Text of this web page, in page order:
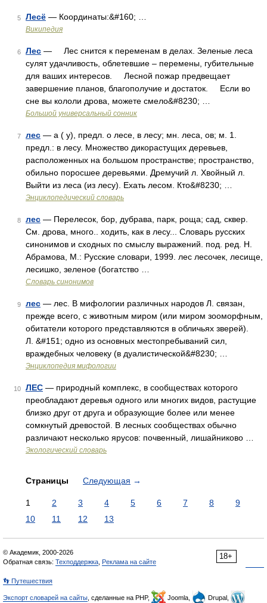
5 Лесё — Координаты:&#160; …
Википедия
6 Лес — Лес снится к переменам в делах. Зеленые леса
сулят удачливость, облетевшие – перемены, губительные
для ваших интересов. Лесной пожар предвещает
завершение планов, благополучие и достаток. Если во
сне вы кололи дрова, можете смело&#8230; …
Большой универсальный сонник
7 лес — а ( у), предл. о лесе, в лесу; мн. леса, ов; м. 1.
предл.: в лесу. Множество дикорастущих деревьев,
расположенных на большом пространстве; пространство,
обильно поросшее деревьями. Дремучий л. Хвойный л.
Выйти из леса (из лесу). Ехать лесом. Кто&#8230; …
Энциклопедический словарь
8 лес — Перелесок, бор, дубрава, парк, роща; сад, сквер.
См. дрова, много.. ходить, как в лесу... Словарь русских
синонимов и сходных по смыслу выражений. под. ред. Н.
Абрамова, М.: Русские словари, 1999. лес лесочек, лесище,
лесишко, зеленое (богатство …
Словарь синонимов
9 лес — лес. В мифологии различных народов Л. связан,
прежде всего, с животным миром (или миром зооморфным,
обитатели которого представляются в обличьях зверей).
Л. &#151; одно из основных местопребываний сил,
враждебных человеку (в дуалистической&#8230; …
Энциклопедия мифологии
10 ЛЕС — природный комплекс, в сообществах которого
преобладают деревья одного или многих видов, растущие
близко друг от друга и образующие более или менее
сомкнутый древостой. В лесных сообществах обычно
различают несколько ярусов: почвенный, лишайниково …
Экологический словарь
Страницы Следующая →
1 2 3 4 5 6 7 8
9
10
11 12 13
18+
© Академик, 2000-2026
Обратная связь: Техподдержка Реклама на сайте
👣 Путешествия
Экспорт словарей на сайты , сделанные на PHP, Joomla,
Drupal,